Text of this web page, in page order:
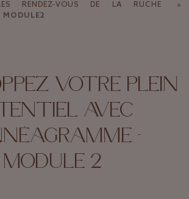
RENDEZ-VOUS DE LA RUCHE
»
MODULE2
VOTRE PLEIN
AVEC
–
MODULE 2